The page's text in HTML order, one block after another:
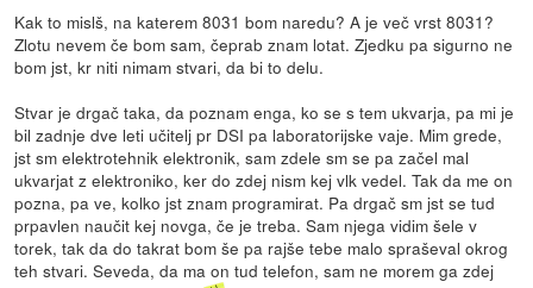
Kak to mislš, na katerem 8031 bom naredu? A je več vrst 8031?
Zlotu nevem če bom sam, čeprab znam lotat. Zjedku pa sigurno ne
bom jst, kr niti nimam stvari, da bi to delu.
Stvar je drgač taka, da poznam enga, ko se s tem ukvarja, pa mi je
bil zadnje dve leti učitelj pr DSI pa laboratorijske vaje. Mim grede,
jst sm elektrotehnik elektronik, sam zdele sm se pa začel mal
ukvarjat z elektroniko, ker do zdej nism kej vlk vedel. Tak da me on
pozna, pa ve, kolko jst znam programirat. Pa drgač sm jst se tud
prpavlen naučit kej novga, če je treba. Sam njega vidim šele v
torek, tak da do takrat bom še pa rajše tebe malo spraševal okrog
teh stvari. Seveda, da ma on tud telefon, sam ne morem ga zdej